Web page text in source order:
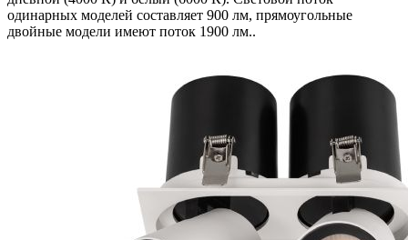
одинарных моделей составляет 900 лм, прямоугольные
двойные модели имеют поток 1900 лм..